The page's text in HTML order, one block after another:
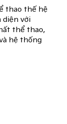
thao thế hệ
diện với
thể thao,
hệ thống